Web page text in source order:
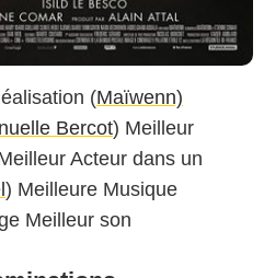
(Maïwenn)
Bercot) Meilleur
Acteur dans un
) Meilleure Musique
Meilleur son